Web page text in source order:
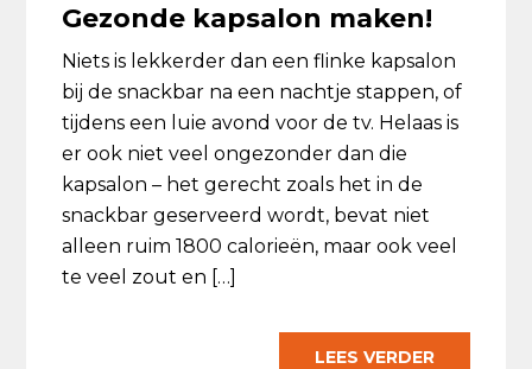
Gezonde kapsalon maken!
Niets is lekkerder dan een flinke kapsalon
bij de snackbar na een nachtje stappen, of
tijdens een luie avond voor de tv. Helaas is
er ook niet veel ongezonder dan die
kapsalon – het gerecht zoals het in de
snackbar geserveerd wordt, bevat niet
alleen ruim 1800 calorieën, maar ook veel
te veel zout en […]
LEES VERDER